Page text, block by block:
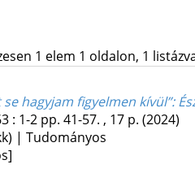
1 elem 1 oldalon, 1
hagyjam figyelmen kívül”:
: 1-2 pp. 41-57. , 17 p. (2024)
| Tudományos